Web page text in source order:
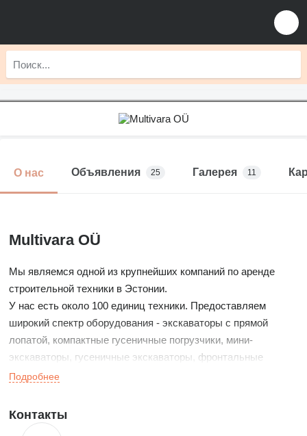
О нас Объявления 25 Галерея 11
Multivara OÜ
Мы являемся одной из крупнейших компаний по аренде
строительной техники в Эстонии.
У нас есть около 100 единиц техники. Предоставляем
широкий спектр оборудования - экскаваторы с прямой
лопатой, компактные гусеничные погрузчики, мини-
экскаваторы, гусеничные экскаваторы, фронтальные
погрузчики, телескопические экскаваторы, шарнирные
каналоочистительные машины, каналопромывочные
машины, прицепы. Также есть различные ковши,
Подробнее
Контакты